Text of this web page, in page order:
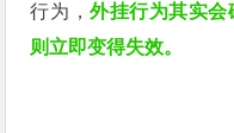
行为，外挂行为其实
则立即变得失效。